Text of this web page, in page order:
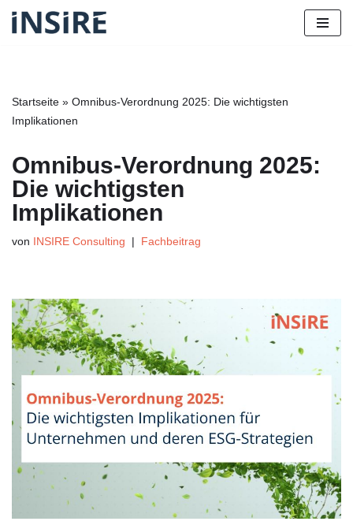
Startseite » Omnibus-Verordnung 2025: Die wichtigsten
Implikationen
Omnibus-Verordnung 2025:
Die wichtigsten
Implikationen
von INSIRE Consulting Fachbeitrag